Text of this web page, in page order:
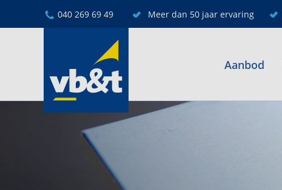
040 269 69 49 Meer dan 50 jaar ervaring
Aanbod